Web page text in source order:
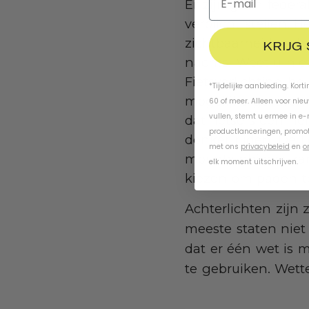
Er zijn geen
verplicht stellen.
zichtbaarheid
nachts. Weet u
Fietsverlichting
mogelijke
dat fietsers een
donker rijden. De
mountainbikers
kiezen om paden
Achterlichten zijn
meeste staten
dat er één wet is
te gebruiken.
KRIJG
*Tijdelijke aanbieding.
60 of meer. Alleen voor
vullen, stemt u ermee in
productlanceringen,
met ons privacybeleid en
elk moment uitschrijven.